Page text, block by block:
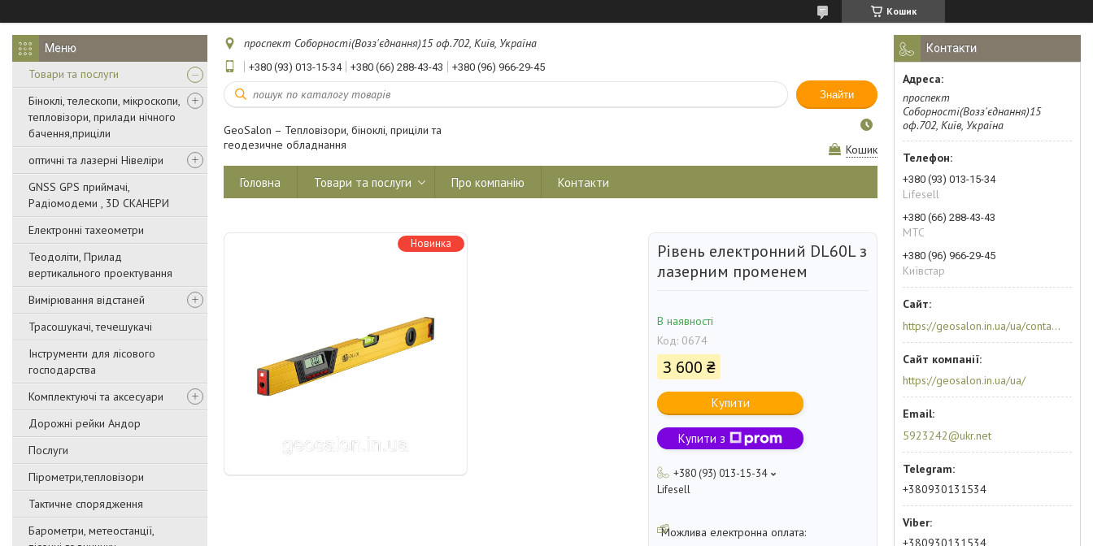
Кошик
Товари та послуги
Біноклі, телескопи, мікроскопи,
тепловізори, прилади нічного
бачення,приціли
оптичні та лазерні Нівеліри
GNSS GPS приймачі,
Радіомодеми , 3D СКАНЕРИ
Електронні тахеометри
Теодоліти, Прилад
вертикального проектування
Вимірювання відстаней
Трасошукачі, течешукачі
Інструменти для лісового
господарства
Комплектуючі та аксесуари
Дорожні рейки Андор
Послуги
Пірометри,тепловізори
Тактичне спорядження
Барометри, метеостанції,
проспект Соборності(Возз'єднання)15 оф.702, Київ, Україна
+380 (93) 013-15-34 +380 (66) 288-43-43 +380 (96) 966-29-45
Знайти
GeoSalon – Тепловізори, біноклі, приціли та
геодезичне обладнання
Кошик
Головна Товари та послуги Про компанію Контакти
Новинка
Рівень електронний DL60L з
лазерним променем
В наявності
Код: 0674
3 600 ₴
Купити
Купити з
+380 (93) 013-15-34
Lifesell
Контакти
проспект
Соборності(Возз'єднання)15
оф.702, Київ, Україна
+380 (93) 013-15-34
Lifesell
+380 (66) 288-43-43
МТС
+380 (96) 966-29-45
Київстар
https://geosalon.in.ua/ua/contacts
https://geosalon.in.ua/ua/
5923242@ukr.net
+380930131534
+380930131534